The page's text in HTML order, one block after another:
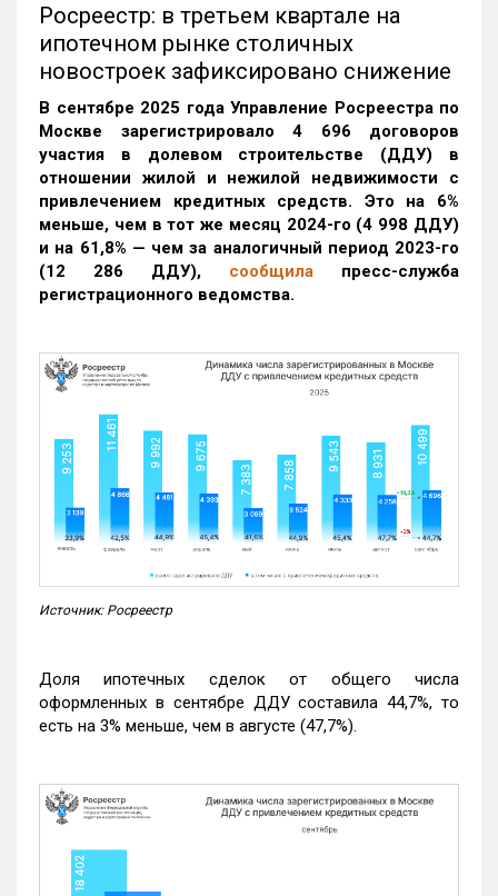
Росреестр: в третьем квартале на
ипотечном рынке столичных
новостроек зафиксировано снижение
В сентябре 2025 года Управление Росреестра по
Москве зарегистрировало 4 696 договоров
участия в долевом строительстве (ДДУ) в
отношении жилой и нежилой недвижимости с
привлечением кредитных средств. Это на 6%
меньше, чем в тот же месяц 2024-го (4 998 ДДУ)
и на 61,8% — чем за аналогичный период 2023-го
(12 286 ДДУ), сообщила пресс-служба
регистрационного ведомства.
Источник: Росреестр
Доля ипотечных сделок от общего числа
оформленных в сентябре ДДУ составила 44,7%, то
есть на 3% меньше, чем в августе (47,7%).